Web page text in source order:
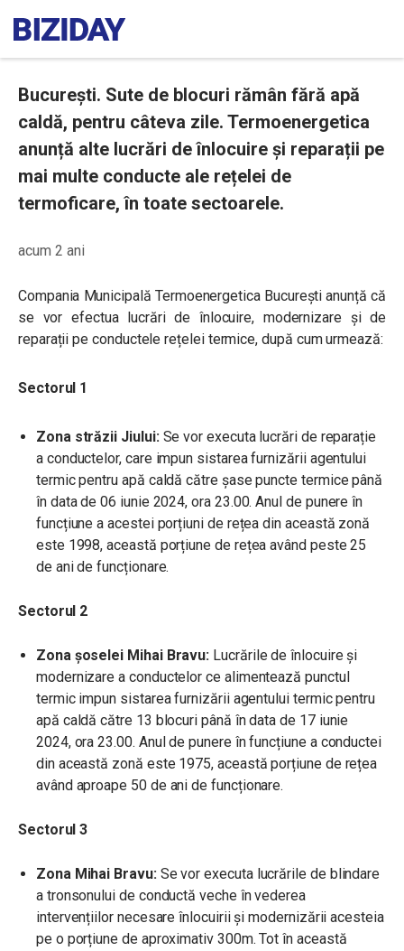
București. Sute de blocuri rămân fără apă
caldă, pentru câteva zile. Termoenergetica
anunță alte lucrări de înlocuire și reparații pe
mai multe conducte ale rețelei de
termoficare, în toate sectoarele.
acum 2 ani
Compania Municipală Termoenergetica București anunță că
se vor efectua lucrări de înlocuire, modernizare și de
reparații pe conductele rețelei termice, după cum urmează:
Sectorul 1
Zona străzii Jiului: Se vor executa lucrări de reparație
a conductelor, care impun sistarea furnizării agentului
termic pentru apă caldă către șase puncte termice până
în data de 06 iunie 2024, ora 23.00. Anul de punere în
funcțiune a acestei porțiuni de rețea din această zonă
este 1998, această porțiune de rețea având peste 25
de ani de funcționare.
Sectorul 2
Zona șoselei Mihai Bravu: Lucrările de înlocuire și
modernizare a conductelor ce alimentează punctul
termic impun sistarea furnizării agentului termic pentru
apă caldă către 13 blocuri până în data de 17 iunie
2024, ora 23.00. Anul de punere în funcțiune a conductei
din această zonă este 1975, această porțiune de rețea
având aproape 50 de ani de funcționare.
Sectorul 3
Zona Mihai Bravu:Se vor executa lucrările de blindare
a tronsonului de conductă veche în vederea
intervențiilor necesare înlocuirii și modernizării acesteia
pe o porțiune de aproximativ 300m. Tot în această